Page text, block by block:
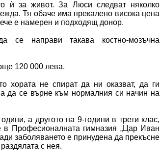
ѝ за живот. За Люси следват няколко
Тя обаче има прекалено висока цена
е намерен и подходящ донор.
се направи такава костно-мозъчна
120 000 лева.
хората не спират да ни оказват, да ги
да се върне към нормалния си начин на
а другото на 9-години в трети клас,
в Професионалната гимназия „Цар Иван
заболяването е принудена да прекъсне
с нея.